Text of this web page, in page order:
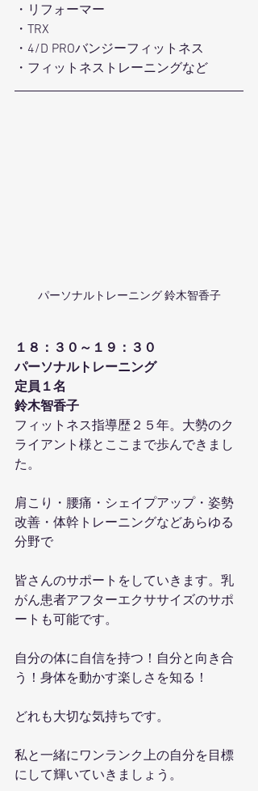
・リフォーマー
・TRX
・4/D PROバンジーフィットネス
・フィットネストレーニングなど
パーソナルトレーニング 鈴木智香子
１８：３０～１９：３０
パーソナルトレーニング
定員１名
鈴木智香子
フィットネス指導歴２５年。大勢のク
ライアント様とここまで歩んできまし
た。
肩こり・腰痛・シェイプアップ・姿勢
改善・体幹トレーニングなどあらゆる
分野で
皆さんのサポートをしていきます。乳
がん患者アフターエクササイズのサポ
ートも可能です。
自分の体に自信を持つ！自分と向き合
う！身体を動かす楽しさを知る！
どれも大切な気持ちです。
私と一緒にワンランク上の自分を目標
にして輝いていきましょう。